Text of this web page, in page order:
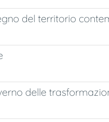
del territorio
delle